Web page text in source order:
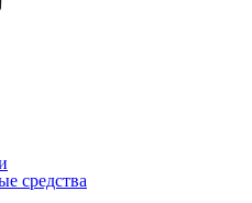
средства